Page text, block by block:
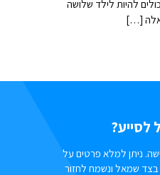
להיות לילד שלושה
[…]
לסייע?
ניתן למלא פרטים על
שמאל ונשמח לחזור